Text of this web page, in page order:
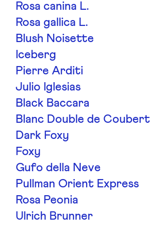
Rosa canina L.
Rosa gallica L.
Blush Noisette
Iceberg
Pierre Arditi
Julio Iglesias
Black Baccara
Blanc Double de Coubert
Dark Foxy
Foxy
Gufo della Neve
Pullman Orient Express
Rosa Peonia
Ulrich Brunner